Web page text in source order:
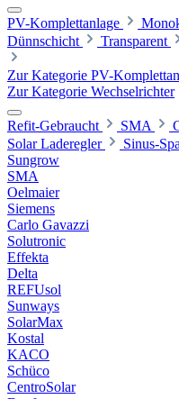
PV-Komplettanlage
Dünnschicht
Transparent
Zur Kategorie PV-
Zur Kategorie Wechselrichter
Refit-Gebraucht SMA
Solar Laderegler
Sinus-
Sungrow
SMA
Oelmaier
Siemens
Carlo Gavazzi
Solutronic
Effekta
Delta
REFUsol
Sunways
SolarMax
Kostal
KACO
Schüco
CentroSolar